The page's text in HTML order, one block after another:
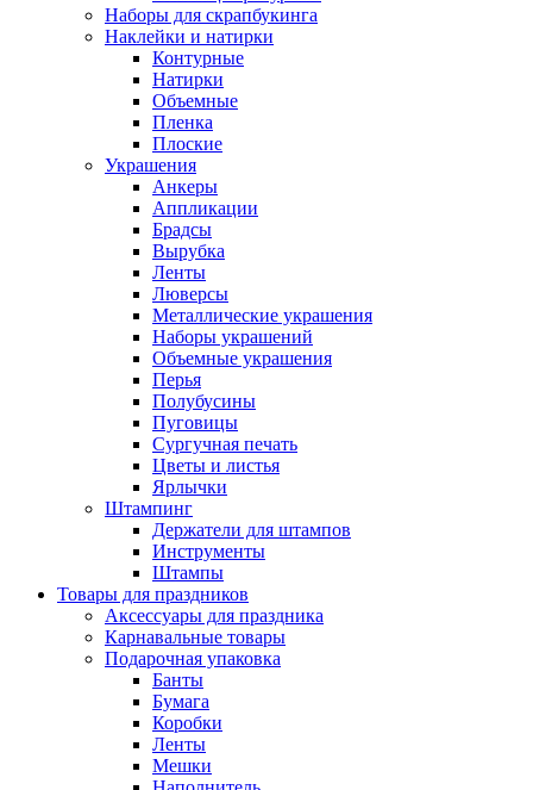
Наборы для скрапбукинга
Наклейки и натирки
Контурные
Натирки
Объемные
Пленка
Плоские
Украшения
Анкеры
Аппликации
Брадсы
Вырубка
Ленты
Люверсы
Металлические украшения
Наборы украшений
Объемные украшения
Перья
Полубусины
Пуговицы
Сургучная печать
Цветы и листья
Ярлычки
Штампинг
Держатели для штампов
Инструменты
Штампы
Товары для праздников
Аксессуары для праздника
Карнавальные товары
Подарочная упаковка
Банты
Бумага
Коробки
Ленты
Мешки